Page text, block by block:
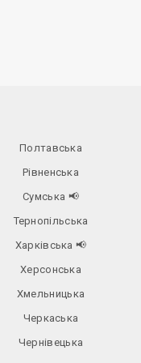
Полтавська
Рівненська
Сумська 📢
Тернопільська
Харківська 📢
Херсонська
Хмельницька
Черкаська
Чернівецька